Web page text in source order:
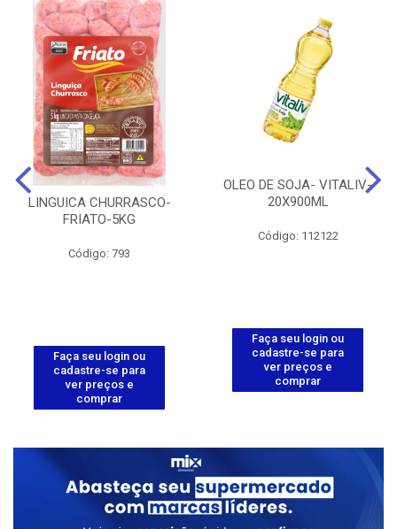
LINGUICA CHURRASCO-
FRIATO-5KG
Código: 793
Faça seu login ou
cadastre-se para
ver preços e
comprar
OLEO DE SOJA- VITALIV-
20X900ML
Código: 112122
Faça seu login ou
cadastre-se para
ver preços e
comprar